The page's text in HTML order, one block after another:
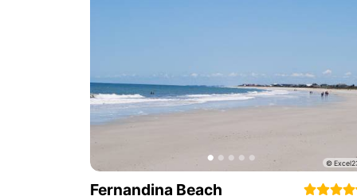
Fernandina Beach